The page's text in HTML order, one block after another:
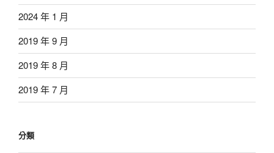
2024 年 1 月
2019 年 9 月
2019 年 8 月
2019 年 7 月
分類